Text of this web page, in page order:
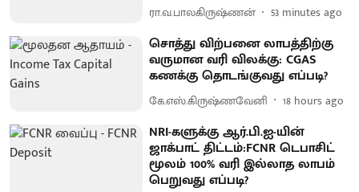
ரா.வ.பாலகிருஷ்ணன் 53 minutes ago
சொத்து விற்பனை லாபத்திற்கு
வருமான வரி விலக்கு: CGAS
கணக்கு தொடங்குவது எப்படி?
கே.எஸ்.கிருஷ்ணவேனி 18 hours ago
NRI-களுக்கு ஆர்.பி.ஐ-யின்
ஜாக்பாட் திட்டம்:FCNR டெபாசிட்
மூலம் 100% வரி இல்லாத லாபம்
பெறுவது எப்படி?